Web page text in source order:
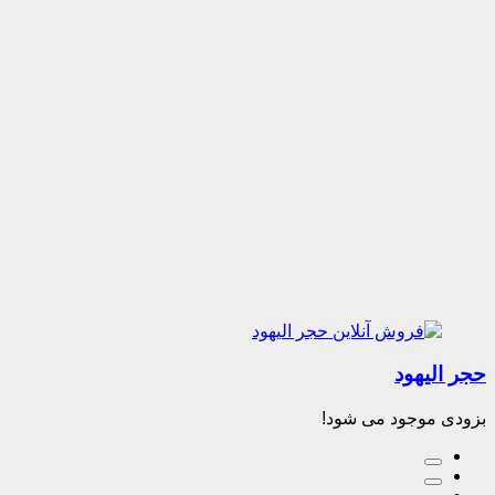
حجر الیهود
بزودی موجود می شود!